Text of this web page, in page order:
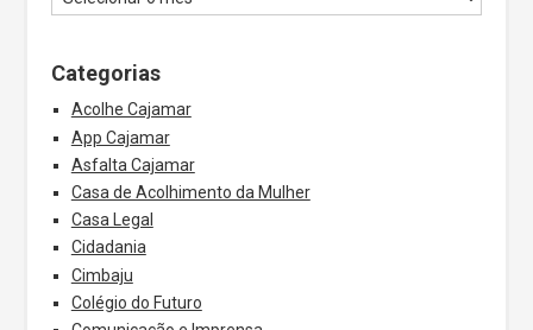
Categorias
Acolhe Cajamar
App Cajamar
Asfalta Cajamar
Casa de Acolhimento da Mulher
Casa Legal
Cidadania
Cimbaju
Colégio do Futuro